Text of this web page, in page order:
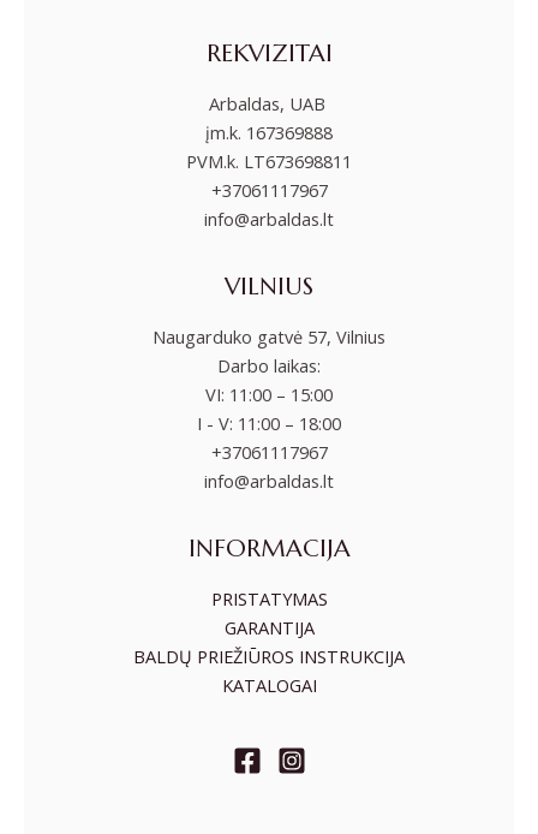
REKVIZITAI
Arbaldas, UAB
įm.k. 167369888
PVM.k. LT673698811
+37061117967
info@arbaldas.lt
VILNIUS
Naugarduko gatvė 57, Vilnius
Darbo laikas:
VI: 11:00 – 15:00
I - V: 11:00 – 18:00
+37061117967
info@arbaldas.lt
INFORMACIJA
PRISTATYMAS
GARANTIJA
BALDŲ PRIEŽIŪROS INSTRUKCIJA
KATALOGAI